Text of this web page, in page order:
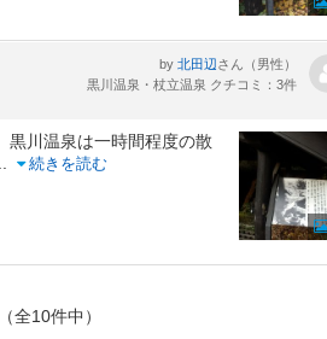
by 北田辺 さん（男性）
黒川温泉・杖立温泉 クチコミ：3件
黒川温泉は一時間程度の散
続きを読む
全10件中）